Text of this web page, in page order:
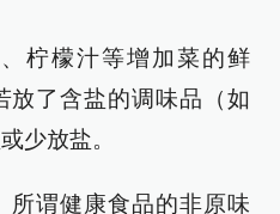
柠檬汁等增加菜的鲜
放了含盐的调味品（如
少放盐。
谓健康食品的非原味